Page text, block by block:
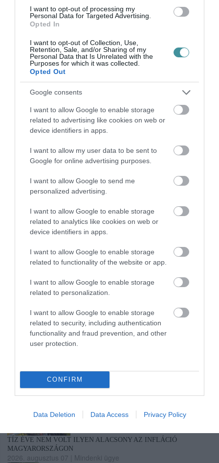
I want to opt-out of processing my
Personal Data for Targeted Advertising.
Opted In
I want to opt-out of Collection, Use,
Retention, Sale, and/or Sharing of my
Personal Data that Is Unrelated with the
Purposes for which it was collected.
Opted Out
Google consents
I want to allow Google to enable storage
related to advertising like cookies on web or
device identifiers in apps.
I want to allow my user data to be sent to
Google for online advertising purposes.
I want to allow Google to send me
personalized advertising.
I want to allow Google to enable storage
related to analytics like cookies on web or
device identifiers in apps.
I want to allow Google to enable storage
related to functionality of the website or app.
I want to allow Google to enable storage
related to personalization.
I want to allow Google to enable storage
related to security, including authentication
functionality and fraud prevention, and other
user protection.
CONFIRM
Data Deletion Data Access Privacy Policy
Ne maradjon le a legfrissebb hírekről, kövessen
bennünket az EGRI ÜGYEK Google Hírek oldalán!
VISSZA A FŐOLDALRA
Legfrissebb híreink
TÖBB MINT EGY HÓNAP IS LEHET, MIRE TELJESEN
ÚJRAINDUL A P...
Mindenki ügye
TANULJ NÉMETÜL OTTHONRÓL: A DIGITÁLIS TANULÁS
ÚJRAINDULNAK A KORÁBBAN LEÁLLÍTOTT
TÍZ ÉVE NEM VOLT ILYEN ALACSONY AZ INFLÁCIÓ
MAGYARORSZÁGON
2026. augusztus 07 Mindenki ügye